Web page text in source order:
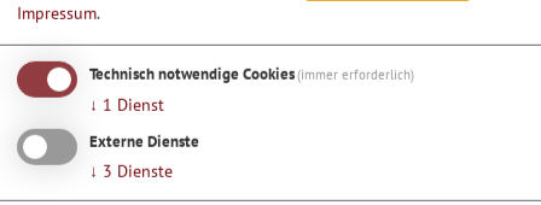
Impressum.
Technisch notwendige Cookies(immer erforderlich)
↓ 1 Dienst
Externe Dienste
↓ 3 Dienste